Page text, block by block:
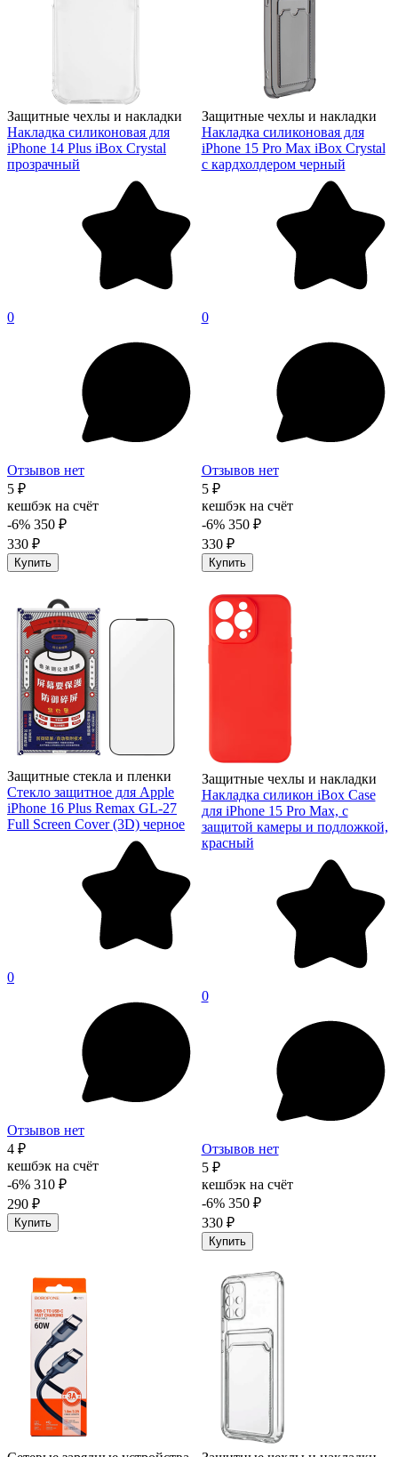
Защитные чехлы и накладки
Накладка силиконовая для
iPhone 14 Plus iBox Crystal
прозрачный
0
Отзывов нет
5 ₽
кешбэк на счёт
-6% 350 ₽
330 ₽
Купить
Защитные чехлы и накладки
Накладка силиконовая для
iPhone 15 Pro Max iBox Crystal
с кардхолдером черный
0
Отзывов нет
5 ₽
кешбэк на счёт
-6% 350 ₽
330 ₽
Купить
Защитные стекла и пленки
Стекло защитное для Apple
iPhone 16 Plus Remax GL-27
Full Screen Cover (3D) черное
0
Отзывов нет
4 ₽
кешбэк на счёт
-6% 310 ₽
290 ₽
Купить
Защитные чехлы и накладки
Накладка силикон iBox Case
для iPhone 15 Pro Max, с
защитой камеры и подложкой,
красный
0
Отзывов нет
5 ₽
кешбэк на счёт
-6% 350 ₽
330 ₽
Купить